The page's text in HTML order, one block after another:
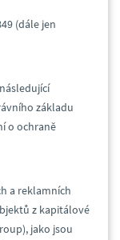
(dále jen
základu
o ochraně
a reklamních
z kapitálové
jako jsou